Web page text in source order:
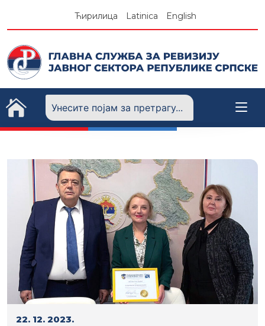
Ћирилица Latinica English
22. 12. 2023.